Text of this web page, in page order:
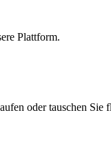
Plattform.
oder tauschen